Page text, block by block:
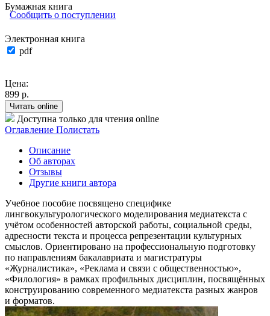
Бумажная книга
Сообщить о поступлении
Электронная книга
pdf
Цена:
899 р.
Читать online
Доступна только для чтения online
Оглавление Полистать
Описание
Об авторах
Отзывы
Другие книги автора
Учебное пособие посвящено специфике
лингвокультурологического моделирования медиатекста с
учётом особенностей авторской работы, социальной среды,
адресности текста и процесса репрезентации культурных
смыслов. Ориентировано на профессиональную подготовку
по направлениям бакалавриата и магистратуры
«Журналистика», «Реклама и связи с общественностью»,
«Филология» в рамках профильных дисциплин, посвящённых
конструированию современного медиатекста разных жанров
и форматов.